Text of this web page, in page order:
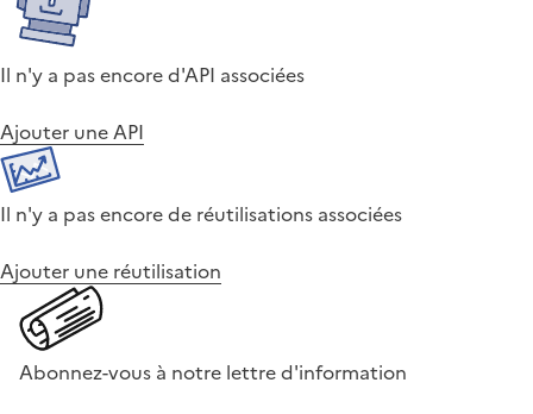
Il n'y a pas encore d'API associées
Ajouter une API
Il n'y a pas encore de réutilisations associées
Ajouter une réutilisation
Abonnez-vous à notre lettre d'information